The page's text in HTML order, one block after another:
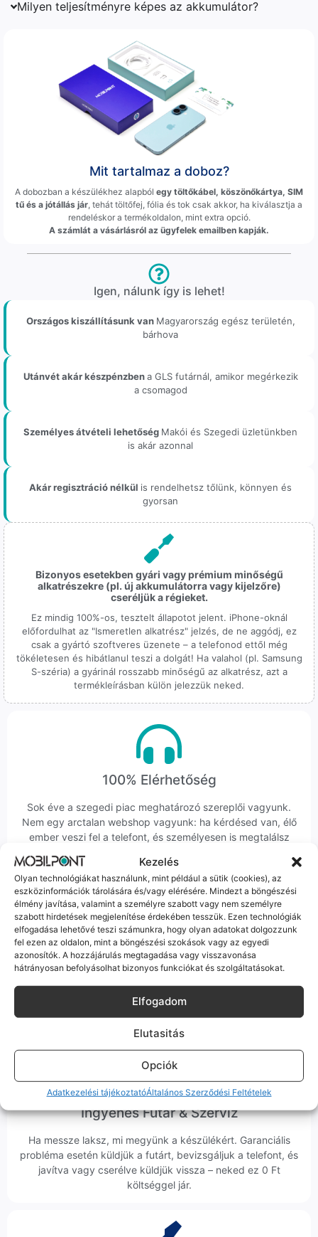
Kezelés
Olyan technológiákat használunk, mint például a sütik (cookies), az
eszközinformációk tárolására és/vagy elérésére. Mindezt a böngészési
élmény javítása, valamint a személyre szabott vagy nem személyre
szabott hirdetések megjelenítése érdekében tesszük. Ezen technológiák
elfogadása lehetővé teszi számunkra, hogy olyan adatokat dolgozzunk
fel ezen az oldalon, mint a böngészési szokások vagy az egyedi
azonosítók. A hozzájárulás megtagadása vagy visszavonása
hátrányosan befolyásolhat bizonyos funkciókat és szolgáltatásokat.
Elfogadom
Elutasitás
Opciók
Adatkezelési tájékoztatóÁltalános Szerződési Feltételek
Milyen teljesítményre képes az akkumulátor?
Mit tartalmaz a doboz?
A dobozban a készülékhez alapból egy töltőkábel, köszönőkártya, SIM
tű és a jótállás jár , tehát töltőfej, fólia és tok csak akkor, ha kiválasztja a
rendeléskor a termékoldalon, mint extra opció.
A számlát a vásárlásról az ügyfelek emailben kapják.
Igen, nálunk így is lehet!
Országos kiszállításunk van Magyarország egész területén,
bárhova
Utánvét akár készpénzbena GLS futárnál, amikor megérkezik
a csomagod
Személyes átvételi lehetőség Makói és Szegedi üzletünkben
is akár azonnal
Akár regisztráció nélkül is rendelhetsz tőlünk, könnyen és
gyorsan
Bizonyos esetekben gyári vagy prémium minőségű
alkatrészekre (pl. új akkumulátorra vagy kijelzőre)
cseréljük a régieket.
Ez mindig 100%-os, tesztelt állapotot jelent. iPhone-oknál
előfordulhat az "Ismeretlen alkatrész" jelzés, de ne aggódj, ez
csak a gyártó szoftveres üzenete – a telefonod ettől még
tökéletesen és hibátlanul teszi a dolgát! Ha valahol (pl. Samsung
S-széria) a gyárinál rosszabb minőségű az alkatrész, azt a
termékleírásban külön jelezzük neked.
100% Elérhetőség
Sok éve a szegedi piac meghatározó szereplői vagyunk.
Nem egy arctalan webshop vagyunk: ha kérdésed van, élő
ember veszi fel a telefont, és személyesen is megtalálsz
Korrekt Ügyintézés
Hibázni emberi dolog, de a felelősségvállalás nálunk alap.
Ha ritkán előfordul egy hiba, nem kifogásokat keresünk,
hanem megoldást. Szakértő kollégáink azonnal kézbe
veszik az ügyedet.
Ingyenes Futár & Szerviz
Ha messze laksz, mi megyünk a készülékért. Garanciális
probléma esetén küldjük a futárt, bevizsgáljuk a telefont, és
javítva vagy cserélve küldjük vissza – neked ez 0 Ft
költséggel jár.